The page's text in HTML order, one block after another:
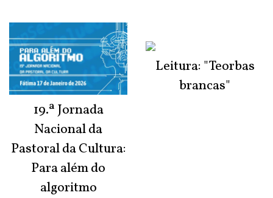
19.ª Jornada
Nacional da
Pastoral da Cultura:
Para além do
algoritmo
Leitura: "Teorbas
brancas"